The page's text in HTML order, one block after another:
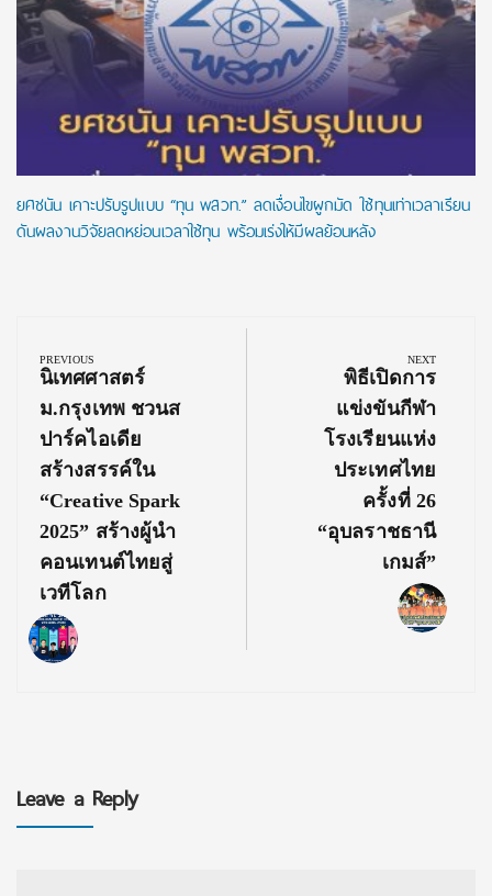
ยศชนัน เคาะปรับรูปแบบ “ทุน พสวท.” ลดเงื่อนไขผูกมัด ใช้ทุนเท่าเวลาเรียน
ดันผลงานวิจัยลดหย่อนเวลาใช้ทุน พร้อมเร่งให้มีผลย้อนหลัง
navigation
PREVIOUS
Previous
Post:
นิเทศศาสตร์
ม.กรุงเทพ ชวนส
ปาร์คไอเดีย
สร้างสรรค์ใน
“Creative Spark
2025” สร้างผู้นำ
คอนเทนต์ไทยสู่
เวทีโลก
NEXT
Next
Post:
พิธีเปิดการ
แข่งขันกีฬา
โรงเรียนแห่ง
ประเทศไทย
ครั้งที่ 26
“อุบลราชธานี
เกมส์”
Leave a Reply